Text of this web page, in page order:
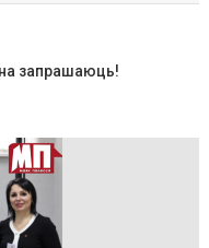
запрашаюць!